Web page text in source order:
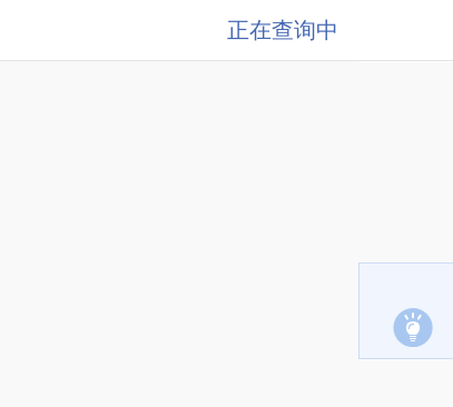
正在查询中